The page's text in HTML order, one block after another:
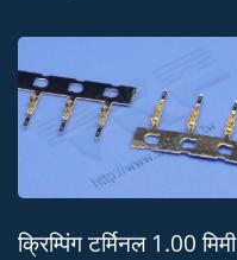
क्रिम्पिंग टर्मिनल 1.00 मिमी